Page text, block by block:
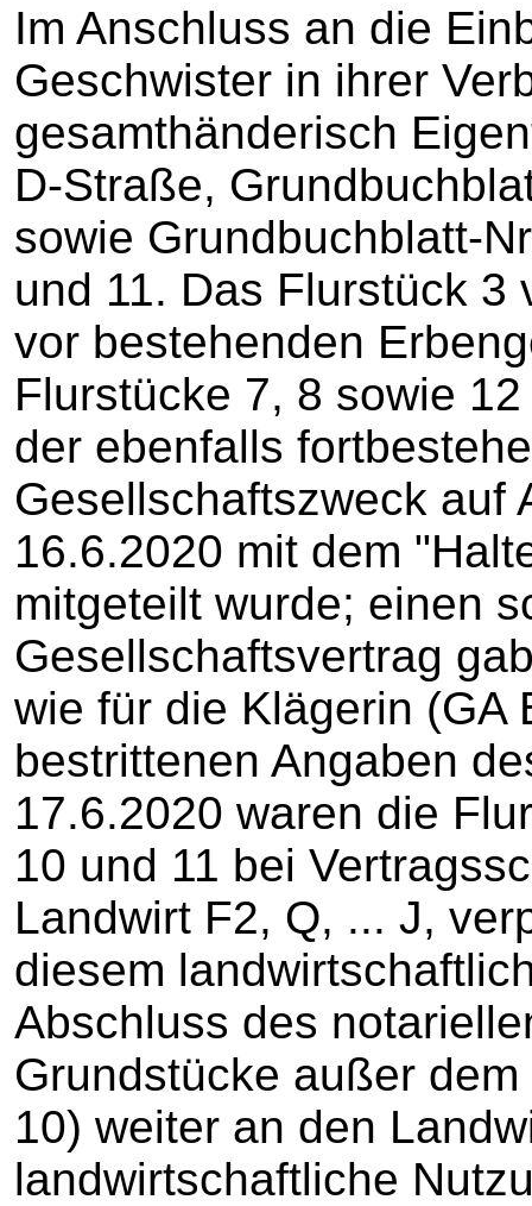
Im Anschluss an die
Geschwister in ihrer
gesamthänderisch
D-Straße,
sowie Grundbuchblatt-
und 11. Das Flurstück 3
vor bestehenden
Flurstücke 7, 8 sowie
der ebenfalls
Gesellschaftszweck auf
16.6.2020 mit dem
mitgeteilt wurde; einen
Gesellschaftsvertrag
wie für die Klägerin (GA
bestrittenen Angaben
17.6.2020 waren die
10 und 11 bei
Landwirt F2, Q, ... J,
diesem
Abschluss des
Grundstücke außer
10) weiter an den
landwirtschaftliche